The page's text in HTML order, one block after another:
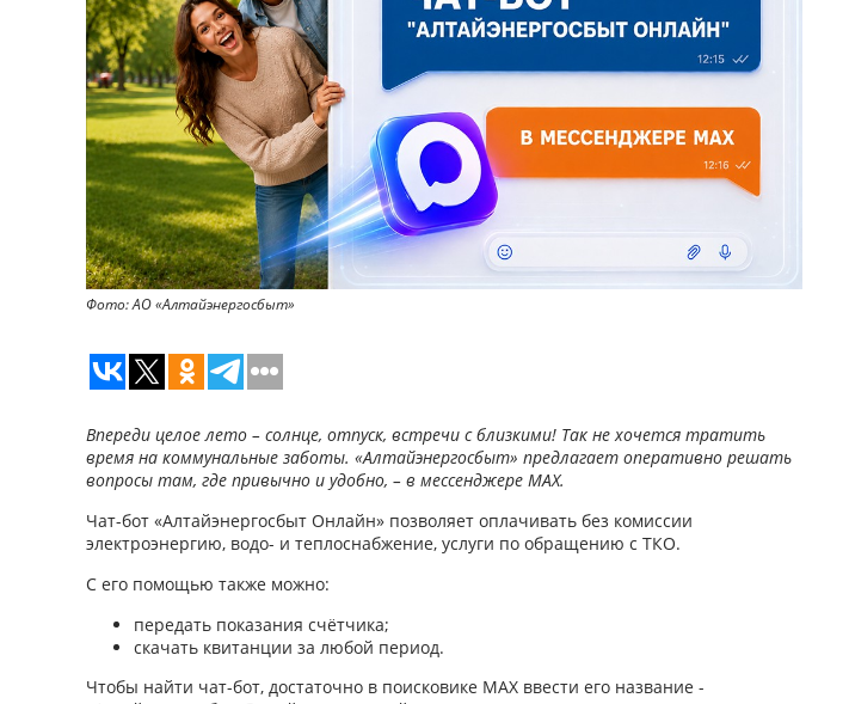
Фото: АО «Алтайэнергосбыт»
Впереди целое лето – солнце, отпуск, встречи с близкими! Так не хочется тратить
время на коммунальные заботы. «Алтайэнергосбыт» предлагает оперативно решать
вопросы там, где привычно и удобно, – в мессенджере МАХ.
Чат-бот «Алтайэнергосбыт Онлайн» позволяет оплачивать без комиссии
электроэнергию, водо- и теплоснабжение, услуги по обращению с ТКО.
С его помощью также можно:
передать показания счётчика;
скачать квитанции за любой период.
Чтобы найти чат-бот, достаточно в поисковике МАХ ввести его название -